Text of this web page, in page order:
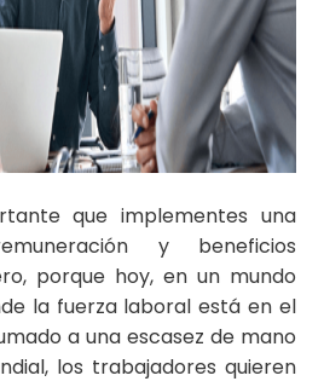
que implementes una
y beneficios
porque hoy, en un mundo
la fuerza laboral está en el
a una escasez de mano
los trabajadores quieren